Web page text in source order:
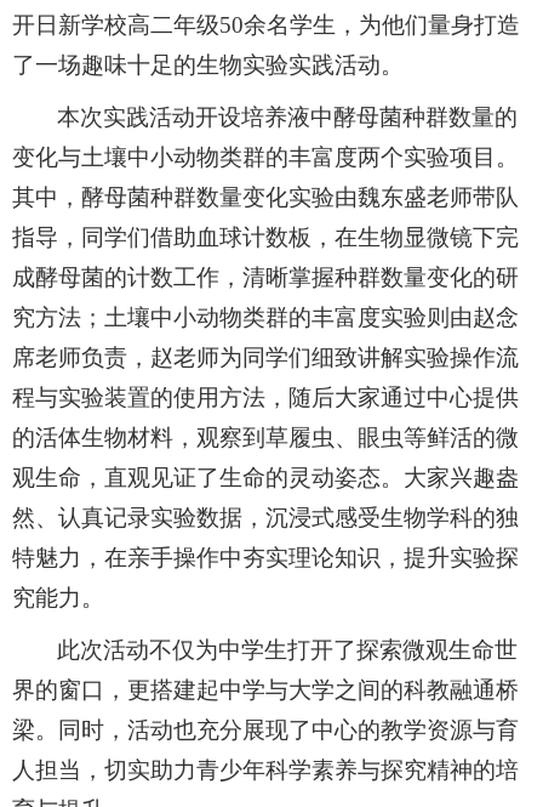
开日新学校高二年级50余名学生，为他们量身打造
了一场趣味十足的生物实验实践活动。
本次实践活动开设培养液中酵母菌种群数量的
变化与土壤中小动物类群的丰富度两个实验项目。
其中，酵母菌种群数量变化实验由魏东盛老师带队
指导，同学们借助血球计数板，在生物显微镜下完
成酵母菌的计数工作，清晰掌握种群数量变化的研
究方法；土壤中小动物类群的丰富度实验则由赵念
席老师负责，赵老师为同学们细致讲解实验操作流
程与实验装置的使用方法，随后大家通过中心提供
的活体生物材料，观察到草履虫、眼虫等鲜活的微
观生命，直观见证了生命的灵动姿态。大家兴趣盎
然、认真记录实验数据，沉浸式感受生物学科的独
特魅力，在亲手操作中夯实理论知识，提升实验探
究能力。
此次活动不仅为中学生打开了探索微观生命世
界的窗口，更搭建起中学与大学之间的科教融通桥
梁。同时，活动也充分展现了中心的教学资源与育
人担当，切实助力青少年科学素养与探究精神的培